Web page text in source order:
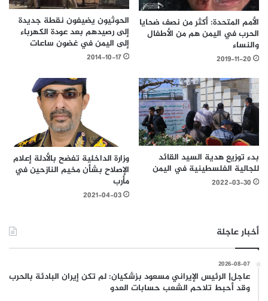
الأمم المتحدة: أكثر من نصف ضحايا
الحرب في اليمن هم من الأطفال
والنساء
2019-11-20
الحوثيون يضيفون نقطة جديدة
إلى رصيدهم بعد عودة الكهرباء
إلى اليمن في غضون ساعات
2014-10-17
بدء توزيع هدية السيد القائد
للجالية الفلسطينية في اليمن
2022-03-30
وزارة الداخلية تفضح بالأدلة إعلام
الإصلاح بشأن مخيم النازحين في
مأرب
2021-04-03
أخبار عاجلة
2026-08-07
عاجل| الرئيس الإيراني مسعود بزشكيان: لم تكن إيران البادئة بالحرب
وقد أحبط تلاحم الشعب حسابات العدو